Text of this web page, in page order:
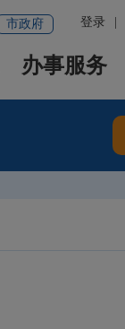
登录
市政府
办事服务